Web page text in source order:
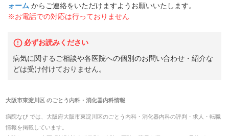
ォーム からご連絡をいただけますようお願いいたします。
※お電話での対応は行っておりません
必ずお読みください
病気に関するご相談や各医院への個別のお問い合わせ・紹介な
どは受け付けておりません。
大阪市東淀川区 のごとう内科・消化器内科情報
病院なび では、 大阪府大阪市東淀川区のごとう内科・消化器内科の評判・求人・転職
情報を掲載しています。